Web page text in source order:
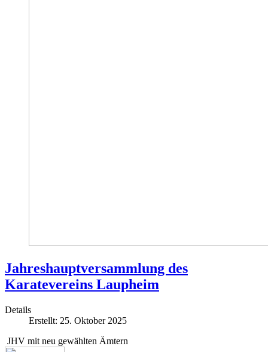
Jahreshauptversammlung des
Karatevereins Laupheim
Details
Erstellt: 25. Oktober 2025
JHV mit neu gewählten Ämtern